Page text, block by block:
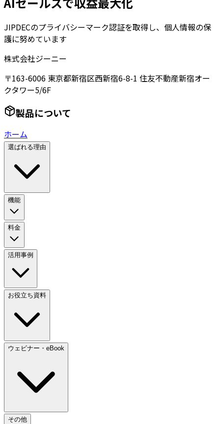
JIPDECのプライバシーマーク認証を取得し、個人情報の保
護に努めています
株式会社ジーニー
〒163-6006 東京都新宿区西新宿6-8-1 住友不動産新宿オー
クタワー5/6F
製品について
ホーム
選ばれる理由
機能
料金
活用事例
お役立ち資料
ウェビナー・eBook
その他